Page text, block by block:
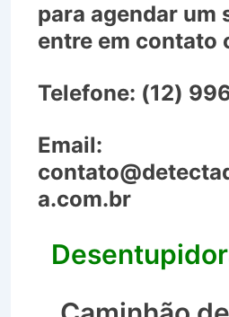
para agendar um
entre em contato
Telefone: (12)
Email:
a.com.br